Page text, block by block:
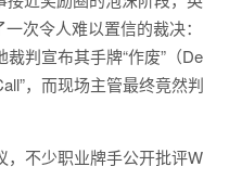
次令人难以置信的裁决：
判宣布其手牌“作废”（De
，而现场主管最终竟然判
，不少职业牌手公开批评W